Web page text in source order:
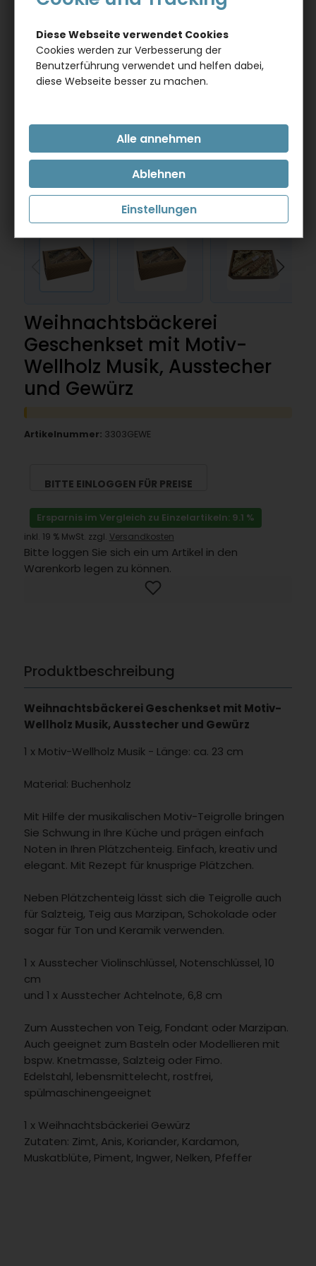
Weihnachtsbäckerei
Geschenkset mit Motiv-
Wellholz Musik, Ausstecher
und Gewürz
Artikelnummer: 3303GEWE
BITTE EINLOGGEN FÜR PREISE
Ersparnis im Vergleich zu Einzelartikeln: 9.1 %
inkl. 19 % MwSt. zzgl. Versandkosten
Bitte loggen Sie sich ein um Artikel in den
Warenkorb legen zu können.
Produktbeschreibung
Weihnachtsbäckerei Geschenkset mit Motiv-
Wellholz Musik, Ausstecher und Gewürz
1 x Motiv-Wellholz Musik - Länge: ca. 23 cm
Material: Buchenholz
Mit Hilfe der musikalischen Motiv-Teigrolle bringen
Sie Schwung in Ihre Küche und prägen einfach
Noten in Ihren Plätzchenteig. Einfach, kreativ und
elegant. Mit Rezept für knusprige Plätzchen.
Neben Plätzchenteig lässt sich die Teigrolle auch
für Salzteig, Teig aus Marzipan, Schokolade oder
sogar für Ton und Keramik verwenden.
1 x Ausstecher Violinschlüssel, Notenschlüssel, 10
cm
und 1 x Ausstecher Achtelnote, 6,8 cm
Zum Ausstechen von Teig, Fondant oder Marzipan.
Auch geeignet zum Basteln oder Modellieren mit
bspw. Knetmasse, Salzteig oder Fimo.
Edelstahl, lebensmittelecht, rostfrei,
spülmaschinengeeignet
1 x Weihnachtsbäckeriei Gewürz
Zutaten: Zimt, Anis, Koriander, Kardamon,
Muskatblüte, Piment, Ingwer, Nelken, Pfeffer
Diese Webseite verwendet Cookies
Cookies werden zur Verbesserung der
Benutzerführung verwendet und helfen dabei,
diese Webseite besser zu machen.
Einstellungen